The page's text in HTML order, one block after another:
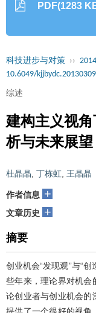
PDF(1283
科技进步与对策 ››
10.6049/
综述
建构主义视
析与未来展望
杜晶晶 丁栋虹 王晶晶
作者信息 +
文章历史 +
摘要
创业机会“发现观”与“
些年来，理论界对机会
论创业者与创业机会的